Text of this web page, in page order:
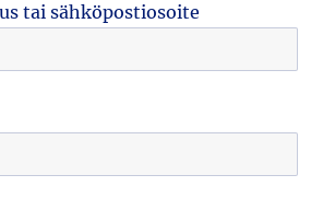
tai sähköpostiosoite